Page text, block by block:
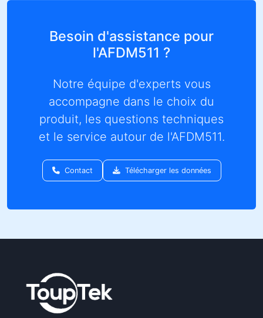
Besoin d'assistance pour
l'AFDM511 ?
Notre équipe d'experts vous
accompagne dans le choix du
produit, les questions techniques
et le service autour de l'AFDM511.
Contact Télécharger les données